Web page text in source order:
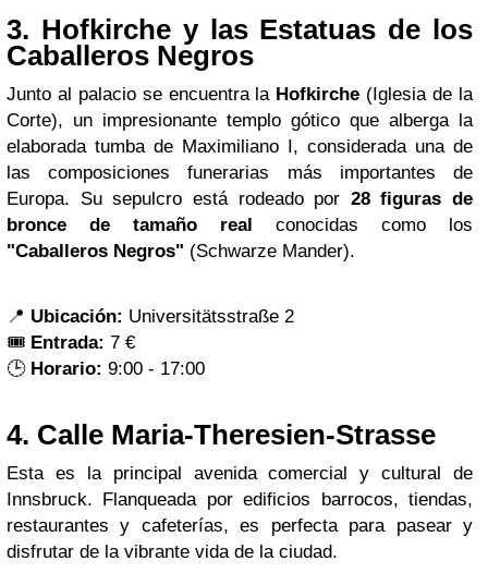
3. Hofkirche y las Estatuas de los
Caballeros Negros
Junto al palacio se encuentra la Hofkirche (Iglesia de la
Corte), un impresionante templo gótico que alberga la
elaborada tumba de Maximiliano I, considerada una de
las composiciones funerarias más importantes de
Europa. Su sepulcro está rodeado por 28 figuras de
bronce de tamaño real conocidas como los
"Caballeros Negros" (Schwarze Mander).
📍 Ubicación: Universitätsstraße 2
🎟️ Entrada: 7 €
🕒 Horario: 9:00 - 17:00
4. Calle Maria-Theresien-Strasse
Esta es la principal avenida comercial y cultural de
Innsbruck. Flanqueada por edificios barrocos, tiendas,
restaurantes y cafeterías, es perfecta para pasear y
disfrutar de la vibrante vida de la ciudad.